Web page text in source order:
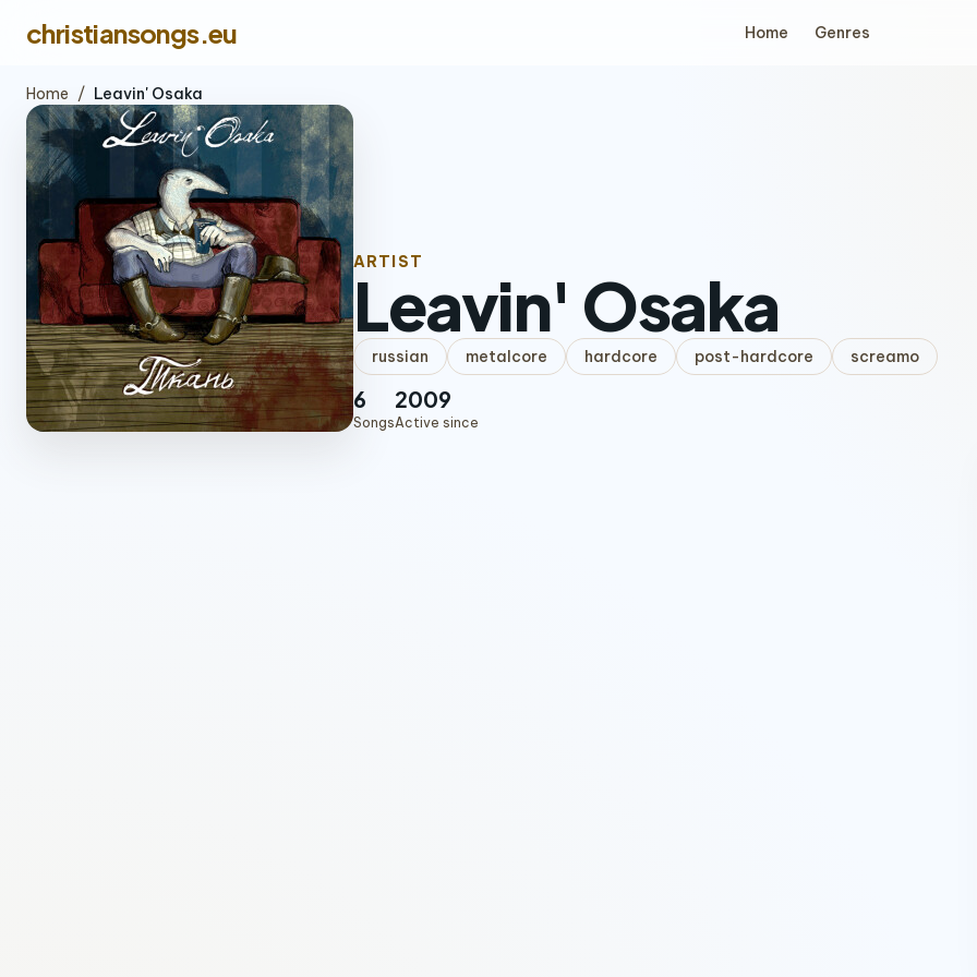
christiansongs.eu Home Genres
Home / Leavin' Osaka
ARTIST
Leavin' Osaka
russian metalcore hardcore post-hardcore screamo
6
Songs
2009
Active since